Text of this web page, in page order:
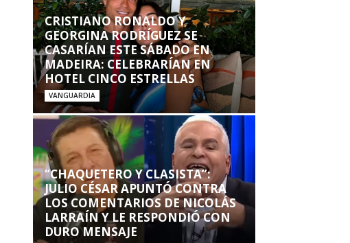
CRISTIANO RONALDO Y
GEORGINA RODRÍGUEZ SE
CASARÍAN ESTE SÁBADO EN
MADEIRA: CELEBRARÍAN EN
HOTEL CINCO ESTRELLAS
VANGUARDIA
“CHAQUETERO Y CLASISTA”:
JULIO CÉSAR APUNTÓ CONTRA
LOS COMENTARIOS DE NICOLÁS
LARRAÍN Y LE RESPONDIÓ CON
DURO MENSAJE